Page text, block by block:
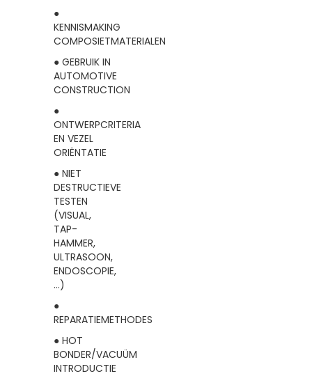
●
KENNISMAKING
COMPOSIETMATERIALEN
● GEBRUIK IN
AUTOMOTIVE
CONSTRUCTION
●
ONTWERPCRITERIA
EN VEZEL
ORIËNTATIE
● NIET
DESTRUCTIEVE
TESTEN
(VISUAL,
TAP-
HAMMER,
ULTRASOON,
ENDOSCOPIE,
…)
●
REPARATIEMETHODES
● HOT
BONDER/VACUÜM
INTRODUCTIE